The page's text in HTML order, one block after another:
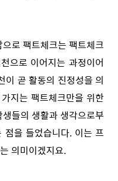
로 팩트체크는 팩트체크
으로 이어지는 과정이어
이 곧 활동의 진정성을 의
지는 팩트체크만을 위한
들의 생활과 생각으로부
점을 들었습니다. 이는 프
의미이겠지요.